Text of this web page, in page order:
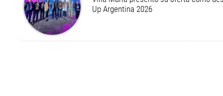
Up Argentina 2026